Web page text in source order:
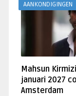
AANKONDIGINGEN
Mahsun
januari 2027
Amsterdam